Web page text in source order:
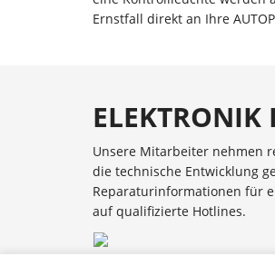
Ernstfall direkt an Ihre
Unsere Mitarbeiter nehmen
die technische Entwicklung
Reparaturinformationen für
auf qualifizierte Hotlines.